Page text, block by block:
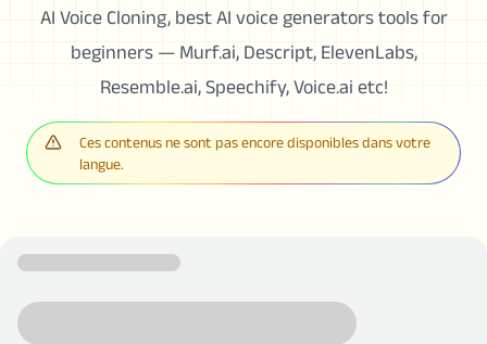
AI Voice Cloning, best AI voice generators tools for
beginners — Murf.ai, Descript, ElevenLabs,
Resemble.ai, Speechify, Voice.ai etc!
Ces contenus ne sont pas encore disponibles dans votre
langue.